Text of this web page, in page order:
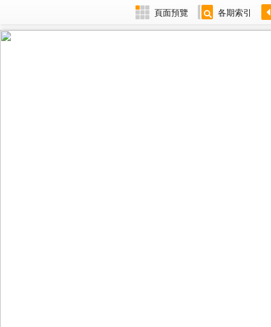
頁面預覽 各期索引